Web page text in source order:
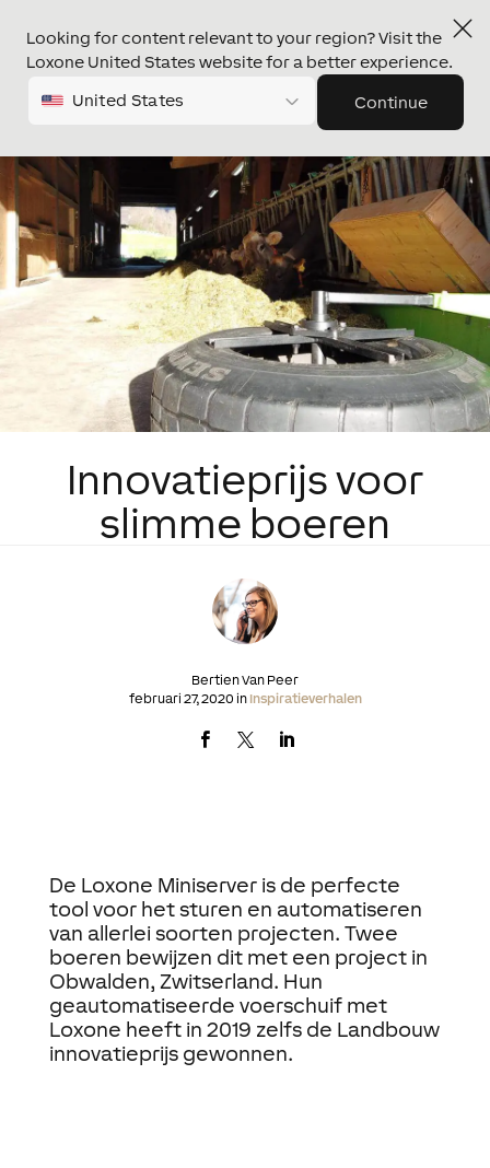
Looking for content relevant to your region? Visit the
Loxone United States website for a better experience.
United States Continue
Innovatieprijs voor
slimme boeren
Bertien Van Peer
februari 27, 2020 in Inspiratieverhalen
De Loxone Miniserver is de perfecte
tool voor het sturen en automatiseren
van allerlei soorten projecten. Twee
boeren bewijzen dit met een project in
Obwalden, Zwitserland. Hun
geautomatiseerde voerschuif met
Loxone heeft in 2019 zelfs de Landbouw
innovatieprijs gewonnen.